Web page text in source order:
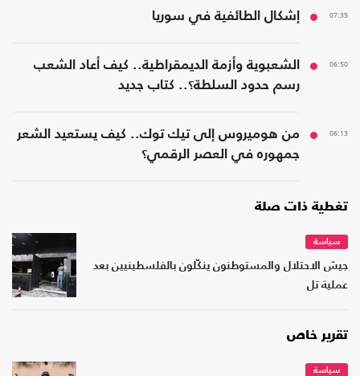
07:35 إشكال الطائفية في سوريا
06:50
الشعبوية وأزمة الديمقراطية.. كيف أعاد الشعب
رسم حدود السلطة؟.. كتاب جديد
06:13
من هوميروس إلى تيك توك.. كيف يستعيد الشعر
جمهوره في العصر الرقمي؟
تغطية ذات صلة
سياسة
جيش الاحتلال والمستوطنون ينكّلون بالفلسطينيين بعد
عملية تل
تقرير خاص
سياسة